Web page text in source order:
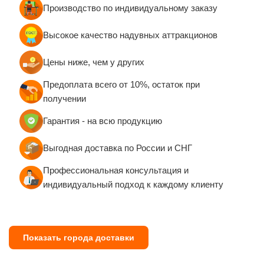
Производство по индивидуальному заказу
Высокое качество надувных аттракционов
Цены ниже, чем у других
Предоплата всего от 10%, остаток при
получении
Гарантия - на всю продукцию
Выгодная доставка по России и СНГ
Профессиональная консультация и
индивидуальный подход к каждому клиенту
Показать города доставки